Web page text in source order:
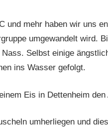
und mehr haben wir uns
umgewandelt wird.
Selbst einige
ins Wasser gefolgt.
Eis in Dettenheim
umherliegen und